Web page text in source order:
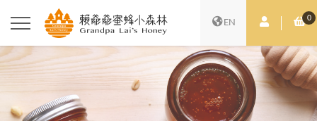
EN 會員中心0
購